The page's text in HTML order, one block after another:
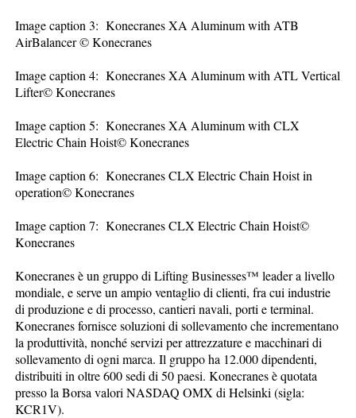
Image caption 3: Konecranes XA Aluminum with ATB
AirBalancer © Konecranes
Image caption 4: Konecranes XA Aluminum with ATL Vertical
Lifter© Konecranes
Image caption 5: Konecranes XA Aluminum with CLX
Electric Chain Hoist© Konecranes
Image caption 6: Konecranes CLX Electric Chain Hoist in
operation© Konecranes
Image caption 7: Konecranes CLX Electric Chain Hoist©
Konecranes
Konecranes è un gruppo di Lifting Businesses™ leader a livello
mondiale, e serve un ampio ventaglio di clienti, fra cui industrie
di produzione e di processo, cantieri navali, porti e terminal.
Konecranes fornisce soluzioni di sollevamento che incrementano
la produttività, nonché servizi per attrezzature e macchinari di
sollevamento di ogni marca. Il gruppo ha 12.000 dipendenti,
distribuiti in oltre 600 sedi di 50 paesi. Konecranes è quotata
presso la Borsa valori NASDAQ OMX di Helsinki (sigla:
KCR1V).